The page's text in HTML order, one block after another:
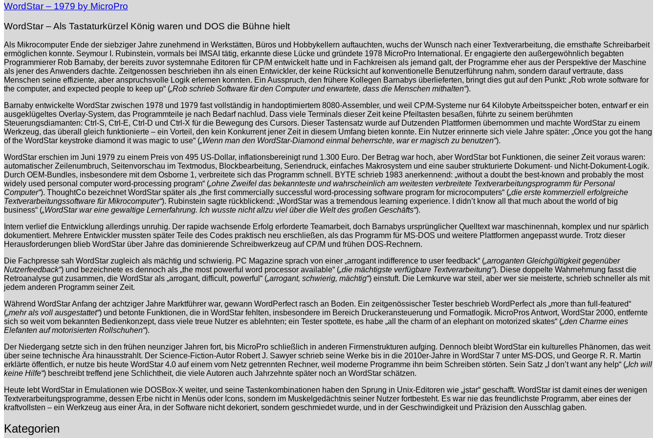
WordStar – 1979 by MicroPro
WordStar – Als Tastaturkürzel König waren und DOS die Bühne hielt
Als Mikrocomputer Ende der siebziger Jahre zunehmend in Werkstätten, Büros und Hobbykellern auftauchten, wuchs der Wunsch nach einer Textverarbeitung, die ernsthafte Schreibarbeit
ermöglichen konnte. Seymour I. Rubinstein, vormals bei IMSAI tätig, erkannte diese Lücke und gründete 1978 MicroPro International. Er engagierte den außergewöhnlich begabten
Programmierer Rob Barnaby, der bereits zuvor systemnahe Editoren für CP/M entwickelt hatte und in Fachkreisen als jemand galt, der Programme eher aus der Perspektive der Maschine
als jener des Anwenders dachte. Zeitgenossen beschrieben ihn als einen Entwickler, der keine Rücksicht auf konventionelle Benutzerführung nahm, sondern darauf vertraute, dass
Menschen seine effiziente, aber anspruchsvolle Logik erlernen konnten. Ein Ausspruch, den frühere Kollegen Barnabys überlieferten, bringt dies gut auf den Punkt: „Rob wrote software for
the computer, and expected people to keep up“ („Rob schrieb Software für den Computer und erwartete, dass die Menschen mithalten“).
Barnaby entwickelte WordStar zwischen 1978 und 1979 fast vollständig in handoptimiertem 8080-Assembler, und weil CP/M-Systeme nur 64 Kilobyte Arbeitsspeicher boten, entwarf er ein
ausgeklügeltes Overlay-System, das Programmteile je nach Bedarf nachlud. Dass viele Terminals dieser Zeit keine Pfeiltasten besaßen, führte zu seinem berühmten
Steuerungsdiamanten: Ctrl-S, Ctrl-E, Ctrl-D und Ctrl-X für die Bewegung des Cursors. Dieser Tastensatz wurde auf Dutzenden Plattformen übernommen und machte WordStar zu einem
Werkzeug, das überall gleich funktionierte – ein Vorteil, den kein Konkurrent jener Zeit in diesem Umfang bieten konnte. Ein Nutzer erinnerte sich viele Jahre später: „Once you got the hang
of the WordStar keystroke diamond it was magic to use“ („Wenn man den WordStar-Diamond einmal beherrschte, war er magisch zu benutzen“).
WordStar erschien im Juni 1979 zu einem Preis von 495 US-Dollar, inflationsbereinigt rund 1.300 Euro. Der Betrag war hoch, aber WordStar bot Funktionen, die seiner Zeit voraus waren:
automatischer Zeilenumbruch, Seitenvorschau im Textmodus, Blockbearbeitung, Seriendruck, einfaches Makrosystem und eine sauber strukturierte Dokument- und Nicht-Dokument-Logik.
Durch OEM-Bundles, insbesondere mit dem Osborne 1, verbreitete sich das Programm schnell. BYTE schrieb 1983 anerkennend: „without a doubt the best-known and probably the most
widely used personal computer word-processing program“ („ohne Zweifel das bekannteste und wahrscheinlich am weitesten verbreitete Textverarbeitungsprogramm für Personal
Computer“). ThoughtCo bezeichnet WordStar später als „the first commercially successful word-processing software program for microcomputers“ („die erste kommerziell erfolgreiche
Textverarbeitungssoftware für Mikrocomputer“). Rubinstein sagte rückblickend: „WordStar was a tremendous learning experience. I didn’t know all that much about the world of big
business“ („WordStar war eine gewaltige Lernerfahrung. Ich wusste nicht allzu viel über die Welt des großen Geschäfts“).
Intern verlief die Entwicklung allerdings unruhig. Der rapide wachsende Erfolg erforderte Teamarbeit, doch Barnabys ursprünglicher Quelltext war maschinennah, komplex und nur spärlich
dokumentiert. Mehrere Entwickler mussten später Teile des Codes praktisch neu erschließen, als das Programm für MS-DOS und weitere Plattformen angepasst wurde. Trotz dieser
Herausforderungen blieb WordStar über Jahre das dominierende Schreibwerkzeug auf CP/M und frühen DOS-Rechnern.
Die Fachpresse sah WordStar zugleich als mächtig und schwierig. PC Magazine sprach von einer „arrogant indifference to user feedback“ („arroganten Gleichgültigkeit gegenüber
Nutzerfeedback“) und bezeichnete es dennoch als „the most powerful word processor available“ („die mächtigste verfügbare Textverarbeitung“). Diese doppelte Wahrnehmung fasst die
Retroanalyse gut zusammen, die WordStar als „arrogant, difficult, powerful“ („arrogant, schwierig, mächtig“) einstuft. Die Lernkurve war steil, aber wer sie meisterte, schrieb schneller als mit
jedem anderen Programm seiner Zeit.
Während WordStar Anfang der achtziger Jahre Marktführer war, gewann WordPerfect rasch an Boden. Ein zeitgenössischer Tester beschrieb WordPerfect als „more than full-featured“
(„mehr als voll ausgestattet“) und betonte Funktionen, die in WordStar fehlten, insbesondere im Bereich Druckeransteuerung und Formatlogik. MicroPros Antwort, WordStar 2000, entfernte
sich so weit vom bekannten Bedienkonzept, dass viele treue Nutzer es ablehnten; ein Tester spottete, es habe „all the charm of an elephant on motorized skates“ („den Charme eines
Elefanten auf motorisierten Rollschuhen“).
Der Niedergang setzte sich in den frühen neunziger Jahren fort, bis MicroPro schließlich in anderen Firmenstrukturen aufging. Dennoch bleibt WordStar ein kulturelles Phänomen, das weit
über seine technische Ära hinausstrahlt. Der Science-Fiction-Autor Robert J. Sawyer schrieb seine Werke bis in die 2010er-Jahre in WordStar 7 unter MS-DOS, und George R. R. Martin
erklärte öffentlich, er nutze bis heute WordStar 4.0 auf einem vom Netz getrennten Rechner, weil moderne Programme ihn beim Schreiben störten. Sein Satz „I don’t want any help“ („Ich will
keine Hilfe“) beschreibt treffend jene Schlichtheit, die viele Autoren auch Jahrzehnte später noch an WordStar schätzen.
Heute lebt WordStar in Emulationen wie DOSBox-X weiter, und seine Tastenkombinationen haben den Sprung in Unix-Editoren wie „jstar“ geschafft. WordStar ist damit eines der wenigen
Textverarbeitungsprogramme, dessen Erbe nicht in Menüs oder Icons, sondern im Muskelgedächtnis seiner Nutzer fortbesteht. Es war nie das freundlichste Programm, aber eines der
kraftvollsten – ein Werkzeug aus einer Ära, in der Software nicht dekoriert, sondern geschmiedet wurde, und in der Geschwindigkeit und Präzision den Ausschlag gaben.
Kategorien